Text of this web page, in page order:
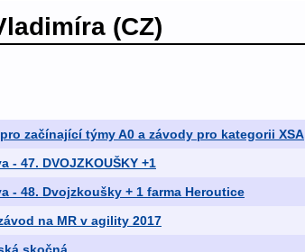
(CZ)
začínající týmy A0 a závody pro kategorii XSA
- 47. DVOJZKOUŠKY +1
- 48. Dvojzkoušky + 1 farma Heroutice
na MR v agility 2017